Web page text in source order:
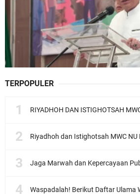
TERPOPULER
RIYADHOH DAN ISTIGHOTSAH MWC NU LOWOKWARU Menyambut Muktamar
Riyadhoh dan Istighotsah MWC NU Lowokwaru: Menguatkan Doa,
Jaga Marwah dan Kepercayaan Publik, Ratusan Guru Ngaji Kota
Waspadalah! Berikut Daftar Ulama Wahabi di